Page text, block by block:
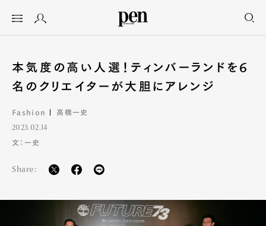
本気度の高い人選！ティンバーランドを6
名のクリエイターが大胆にアレンジ
Fashion 高橋一史
2023.02.14
文：一史
Share: